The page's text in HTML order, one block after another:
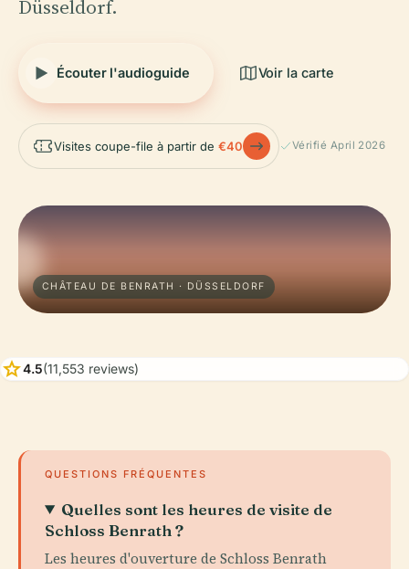
Düsseldorf.
Écouter l'audioguide Voir la carte
Visites coupe-file à partir de €40 Vérifié April 2026
CHÂTEAU DE BENRATH · DÜSSELDORF
star4.5(11,553 reviews)
QUESTIONS FRÉQUENTES
Quelles sont les heures de visite de
Schloss Benrath ?
Les heures d'ouverture de Schloss Benrath